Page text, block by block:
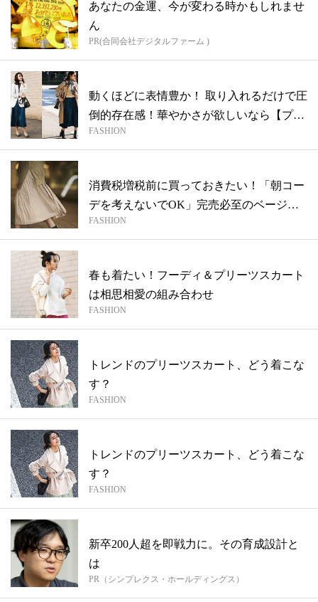
あなたの金運、今が変わる時かもしれませ
ん
PR(合同会社デジタルファーム )
動くほどに表情豊か！ 取り入れるだけで圧
倒的存在感！華やかさが欲しいなら【プリ
ー...
FASHION
消費税増税前に買っておきたい！「朝コー
デを考えないでOK」完売必至のベージュ
ニッ...
FASHION
春も着たい！フーディ＆プリーツスカート
は相思相愛の組み合わせ
FASHION
トレンドのプリーツスカート、どう着こな
す？
FASHION
トレンドのプリーツスカート、どう着こな
す？
FASHION
新卒200人超を即戦力に。その育成設計と
は
PR（シンプレクス・ホールディングス）